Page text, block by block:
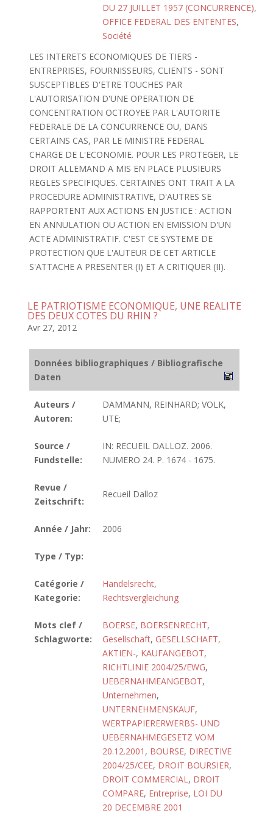
DU 27 JUILLET 1957 (CONCURRENCE),
OFFICE FEDERAL DES ENTENTES,
Société
LES INTERETS ECONOMIQUES DE TIERS -
ENTREPRISES, FOURNISSEURS, CLIENTS - SONT
SUSCEPTIBLES D'ETRE TOUCHES PAR
L'AUTORISATION D'UNE OPERATION DE
CONCENTRATION OCTROYEE PAR L'AUTORITE
FEDERALE DE LA CONCURRENCE OU, DANS
CERTAINS CAS, PAR LE MINISTRE FEDERAL
CHARGE DE L'ECONOMIE. POUR LES PROTEGER, LE
DROIT ALLEMAND A MIS EN PLACE PLUSIEURS
REGLES SPECIFIQUES. CERTAINES ONT TRAIT A LA
PROCEDURE ADMINISTRATIVE, D'AUTRES SE
RAPPORTENT AUX ACTIONS EN JUSTICE : ACTION
EN ANNULATION OU ACTION EN EMISSION D'UN
ACTE ADMINISTRATIF. C'EST CE SYSTEME DE
PROTECTION QUE L'AUTEUR DE CET ARTICLE
S'ATTACHE A PRESENTER (I) ET A CRITIQUER (II).
LE PATRIOTISME ECONOMIQUE, UNE REALITE
DES DEUX COTES DU RHIN ?
Avr 27, 2012
Données bibliographiques / Bibliografische
Daten
Auteurs /
Autoren:
DAMMANN, REINHARD; VOLK,
UTE;
Source /
Fundstelle:
IN: RECUEIL DALLOZ. 2006.
NUMERO 24. P. 1674 - 1675.
Revue /
Zeitschrift:
Recueil Dalloz
Année / Jahr: 2006
Type / Typ:
Catégorie /
Kategorie:
Handelsrecht,
Rechtsvergleichung
Mots clef /
Schlagworte:
BOERSE, BOERSENRECHT,
Gesellschaft, GESELLSCHAFT,
AKTIEN-, KAUFANGEBOT,
RICHTLINIE 2004/25/EWG,
UEBERNAHMEANGEBOT,
Unternehmen,
UNTERNEHMENSKAUF,
WERTPAPIERERWERBS- UND
UEBERNAHMEGESETZ VOM
20.12.2001 , BOURSE, DIRECTIVE
2004/25/CEE, DROIT BOURSIER,
DROIT COMMERCIAL, DROIT
COMPARE, Entreprise, LOI DU
20 DECEMBRE 2001